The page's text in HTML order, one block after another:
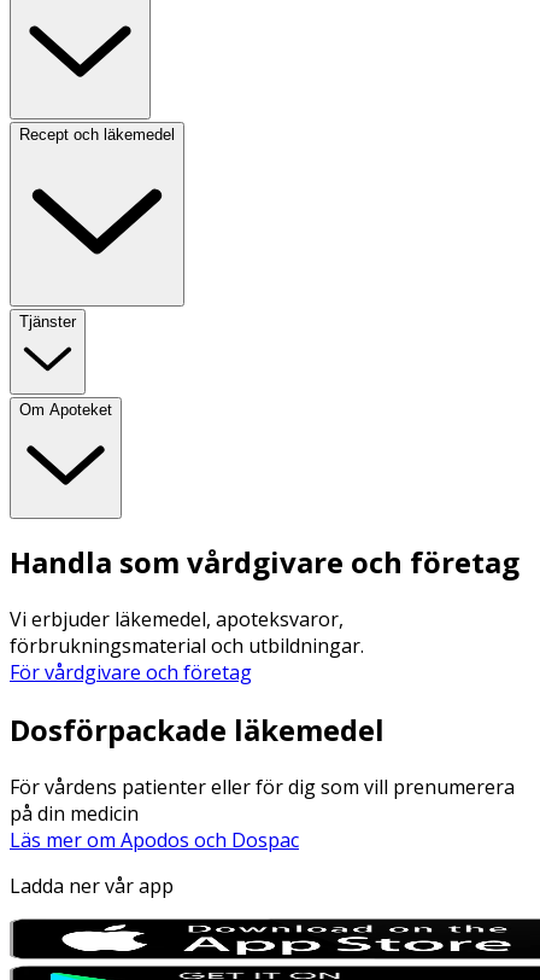
Recept och läkemedel
Tjänster
Om Apoteket
Handla som vårdgivare och företag
Vi erbjuder läkemedel, apoteksvaror,
förbrukningsmaterial och utbildningar.
För vårdgivare och företag
Dosförpackade läkemedel
För vårdens patienter eller för dig som vill prenumerera
på din medicin
Läs mer om Apodos och Dospac
Ladda ner vår app